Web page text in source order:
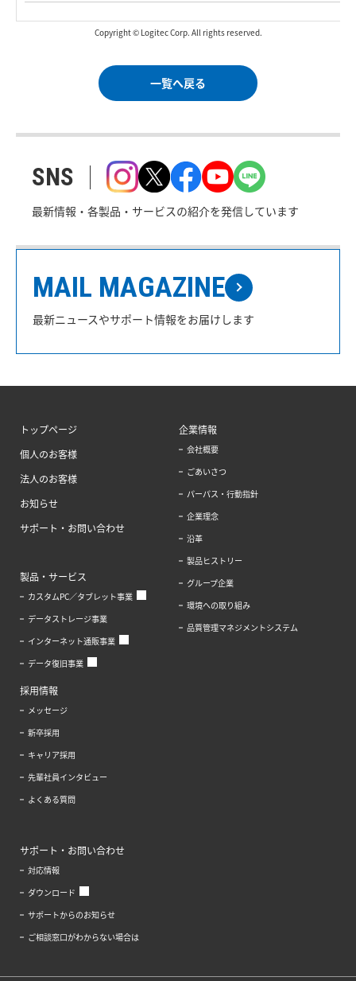
Copyright © Logitec Corp. All rights reserved.
一覧へ戻る
SNS
最新情報・各製品・サービスの紹介を発信しています
MAIL MAGAZINE
最新ニュースやサポート情報をお届けします
トップページ
個人のお客様
法人のお客様
お知らせ
サポート・お問い合わせ
製品・サービス
カスタムPC／タブレット事業
データストレージ事業
インターネット通販事業
データ復旧事業
企業情報
会社概要
ごあいさつ
パーパス・行動指針
企業理念
沿革
製品ヒストリー
グループ企業
環境への取り組み
品質管理マネジメントシステム
採用情報
メッセージ
新卒採用
キャリア採用
先輩社員インタビュー
よくある質問
サポート・お問い合わせ
対応情報
ダウンロード
サポートからのお知らせ
ご相談窓口がわからない場合は